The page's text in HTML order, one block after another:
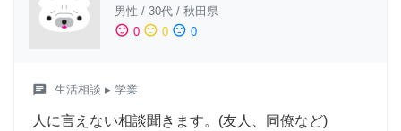
男性 / 30代 / 秋田県
sentiment_satisfied 0 sentiment_neutral 0 sentiment_dissatisfied 0
chat 生活相談 ▸ 学業
人に言えない相談聞きます。(友人、同僚など)